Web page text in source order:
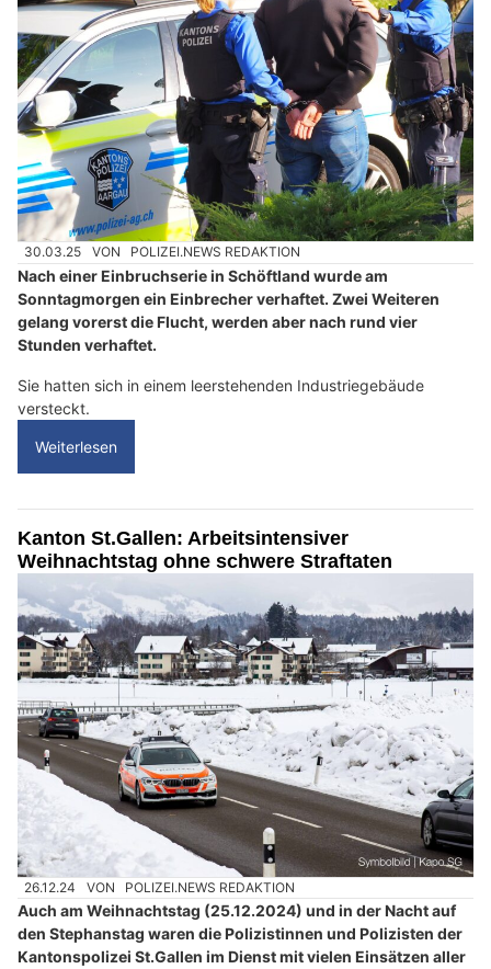
30.03.25 VON POLIZEI.NEWS REDAKTION
Nach einer Einbruchserie in Schöftland wurde am
Sonntagmorgen ein Einbrecher verhaftet. Zwei Weiteren
gelang vorerst die Flucht, werden aber nach rund vier
Stunden verhaftet.
Sie hatten sich in einem leerstehenden Industriegebäude
versteckt.
Weiterlesen
Kanton St.Gallen: Arbeitsintensiver
Weihnachtstag ohne schwere Straftaten
26.12.24 VON POLIZEI.NEWS REDAKTION
Auch am Weihnachtstag (25.12.2024) und in der Nacht auf
den Stephanstag waren die Polizistinnen und Polizisten der
Kantonspolizei St.Gallen im Dienst mit vielen Einsätzen aller